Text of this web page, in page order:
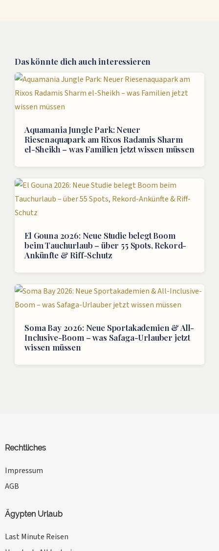
Das könnte dich auch interessieren
Aquamania Jungle Park: Neuer
Riesenaquapark am Rixos Radamis Sharm
el-Sheikh – was Familien jetzt wissen müssen
El Gouna 2026: Neue Studie belegt Boom
beim Tauchurlaub – über 55 Spots, Rekord-
Ankünfte & Riff-Schutz
Soma Bay 2026: Neue Sportakademien & All-
Inclusive-Boom – was Safaga-Urlauber jetzt
wissen müssen
Rechtliches
Impressum
AGB
Ägypten Urlaub
Last Minute Reisen